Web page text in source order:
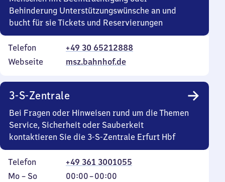
Behinderung Unterstützungswünsche an und
bucht für sie Tickets und Reservierungen
Telefon
+49 30 65212888
Webseite
msz.bahnhof.de
3-S-Zentrale
Bei Fragen oder Hinweisen rund um die Themen
Service, Sicherheit oder Sauberkeit
kontaktieren Sie die 3-S-Zentrale Erfurt Hbf
Telefon
+49 361 3001055
Montag
Mo – So,
00:00–00:00
Von